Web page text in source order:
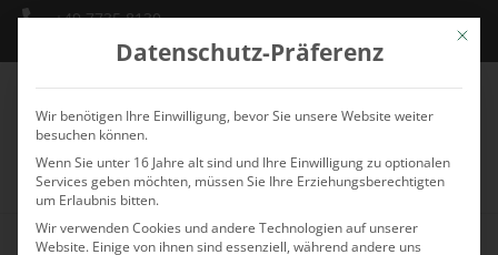
+49 7735 8130
info@schlossmarbach.de
Mit
Datenschutz-Präferenz
Wir benötigen Ihre Einwilligung, bevor Sie unsere Website weiter
besuchen können.
Wenn Sie unter 16 Jahre alt sind und Ihre Einwilligung zu optionalen
Services geben möchten, müssen Sie Ihre Erziehungsberechtigten
um Erlaubnis bitten.
Wir verwenden Cookies und andere Technologien auf unserer
Website. Einige von ihnen sind essenziell, während andere uns